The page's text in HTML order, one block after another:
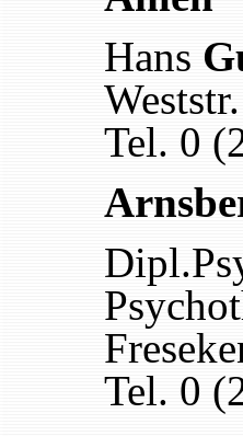
Hans
Tel. 0
Tel. 0